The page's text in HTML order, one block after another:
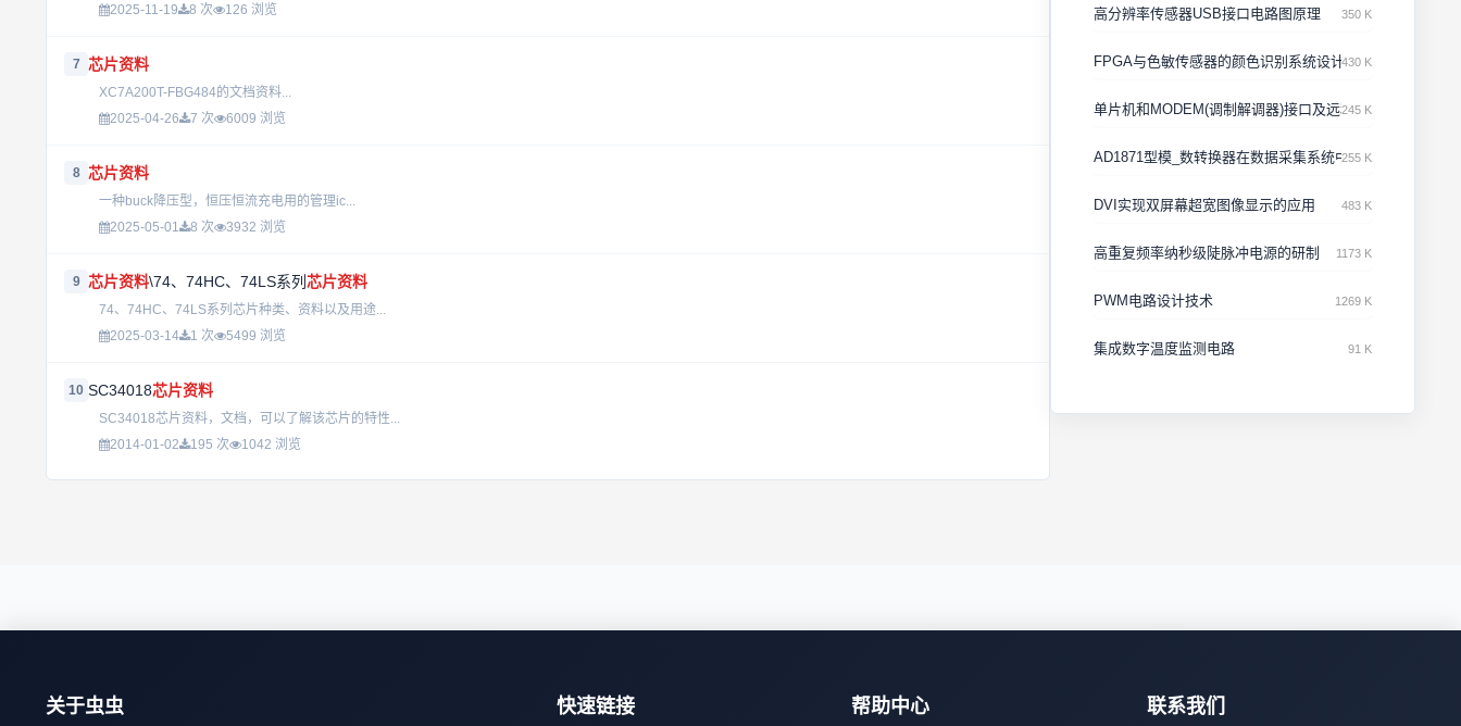
2025-11-19
8 次 126 浏览
7 芯片资料
XC7A200T-FBG484的文档资料...
2025-04-26
7 次 6009 浏览
8 芯片资料
一种buck降压型，恒压恒流充电用的管理ic...
2025-05-01
8 次 3932 浏览
9 芯片资料\74、74HC、74LS系列 芯片资料
74、74HC、74LS系列芯片种类、资料以及用途...
2025-03-14
1 次 5499 浏览
10 SC34018芯片资料
SC34018芯片资料，文档，可以了解该芯片的特性...
2014-01-02
195 次 1042 浏览
高分辨率传感器USB接口电路图原理 350 K
FPGA与色敏传感器的颜色识别系统设计与应用
430 K
单片机和MODEM(调制解调器)接口及远程数据传输设计
245 K
AD1871型模_数转换器在数据采集系统中的应用
255 K
DVI实现双屏幕超宽图像显示的应用 483 K
高重复频率纳秒级陡脉冲电源的研制 1173 K
PWM电路设计技术 1269 K
集成数字温度监测电路 91 K
关于虫虫 快速链接 帮助中心 联系我们